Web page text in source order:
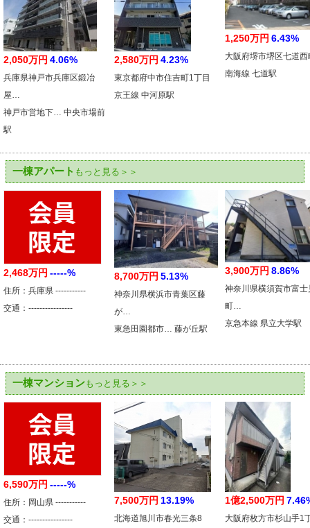
2,050万円 4.06%
兵庫県神戸市兵庫区鍛冶
屋…
神戸市営地下… 中央市場前
駅
2,580万円 4.23%
東京都府中市住吉町1丁目
京王線 中河原駅
1,250万円 6.43%
大阪府堺市堺区七道西
南海線 七道駅
一棟アパート もっと見る＞＞
2,468万円 -----%
住所：兵庫県 -----------
交通：----------------
8,700万円 5.13%
神奈川県横浜市青葉区藤
が…
東急田園都市… 藤が丘駅
3,900万円 8.86%
神奈川県横須賀市富士
町…
京急本線 県立大学駅
一棟マンションもっと見る＞＞
6,590万円 -----%
住所：岡山県 -----------
交通：----------------
7,500万円 13.19%
北海道旭川市春光三条8
1億2,500万円
大阪府枚方市杉山手1